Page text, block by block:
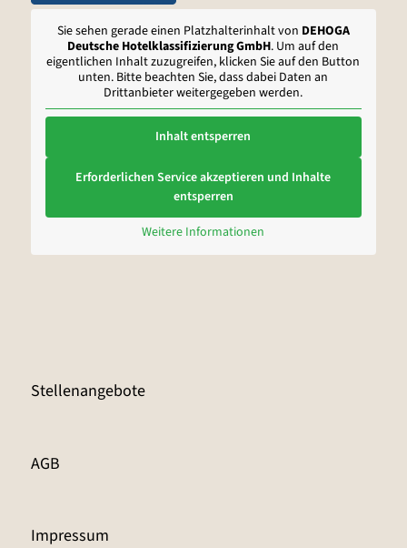
Sie sehen gerade einen Platzhalterinhalt von DEHOGA
Deutsche Hotelklassifizierung GmbH. Um auf den
eigentlichen Inhalt zuzugreifen, klicken Sie auf den Button
unten. Bitte beachten Sie, dass dabei Daten an
Drittanbieter weitergegeben werden.
Inhalt entsperren
Erforderlichen Service akzeptieren und Inhalte
entsperren
Weitere Informationen
Stellenangebote
AGB
Impressum